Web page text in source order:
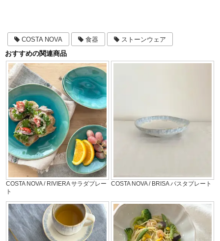
COSTA NOVA 食器 ストーンウェア
おすすめの関連商品
COSTA NOVA / RIVIERA サラダプレー
ト
COSTA NOVA / BRISA パスタプレート